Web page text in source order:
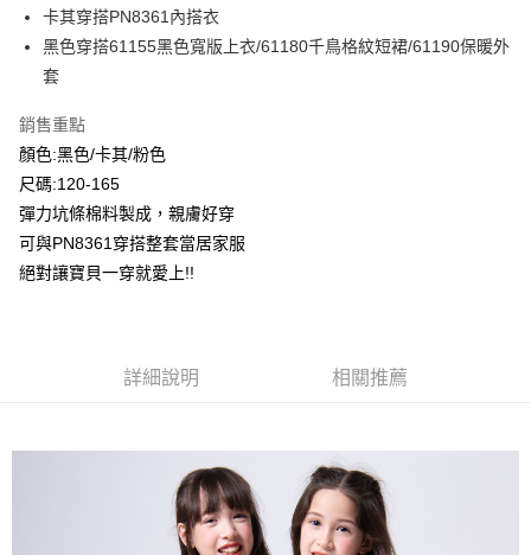
Google Pay
ATM付款
運送方式
全家付款取貨
每筆NT$80，滿NT$2,000(含以上)免運費
付款後全家取貨
每筆NT$80，滿NT$2,000(含以上)免運費
每筆NT$80，滿NT$2,000(含以上)免運費
卡其穿搭PN8361內搭衣
黑色穿搭61155黑色寬版上衣/61180千鳥格紋短裙/61190保暖外
套
銷售重點
顏色:黑色/卡其/粉色
尺碼:120-165
彈力坑條棉料製成，親膚好穿
可與PN8361穿搭整套當居家服
絕對讓寶貝一穿就愛上!!
詳細說明 相關推薦